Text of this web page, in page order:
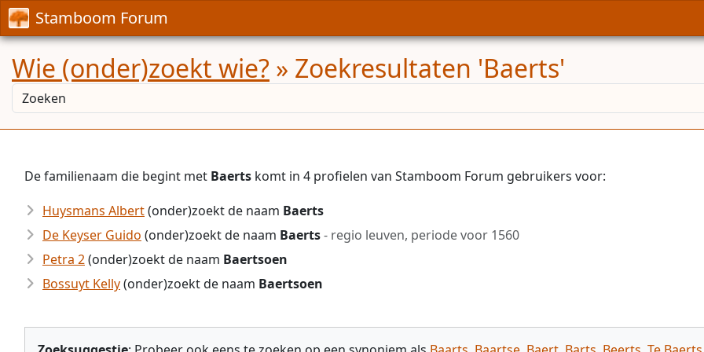
Stamboom Forum
Wie (onder)zoekt wie? » Zoekresultaten 'Baerts'
De familienaam die begint met Baerts komt in 4 profielen van Stamboom Forum gebruikers voor:
Huysmans Albert(onder)zoekt de naam Baerts
De Keyser Guido (onder)zoekt de naam Baerts- regio leuven, periode voor 1560
Petra 2(onder)zoekt de naam Baertsoen
Bossuyt Kelly(onder)zoekt de naam Baertsoen